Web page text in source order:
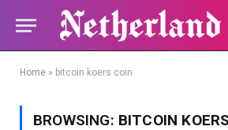
Home » bitcoin koers coin
BROWSING: BITCOIN